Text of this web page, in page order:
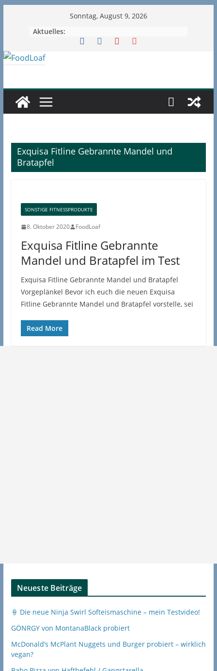
Sonntag, August 9, 2026
Aktuelles:
Exquisa Fitline Gebrannte Mandel und
Bratapfel
SONSTIGE FITNESSPRODUKTE
8. Oktober 2020 FoodLoaf
Exquisa Fitline Gebrannte
Mandel und Bratapfel im Test
Exquisa Fitline Gebrannte Mandel und Bratapfel
Vorgeplänkel Bevor ich euch die neuen Exquisa
Fitline Gebrannte Mandel und Bratapfel vorstelle, sei
Read More
Neueste Beiträge
🍦 Die neue Ninja Swirl Softeismaschine – mein Testvideo!
GÖNRGY von MontanaBlack probiert
McDonald’s McPlant Nuggets und Burger probiert – wirklich
vegan?